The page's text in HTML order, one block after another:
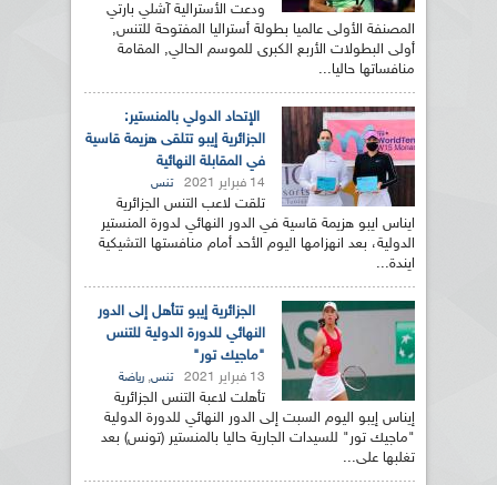
ودعت الأسترالية آشلي بارتي
المصنفة الأولى عالميا بطولة أستراليا المفتوحة للتنس,
أولى البطولات الأربع الكبرى للموسم الحالي, المقامة
منافساتها حاليا...
الإتحاد الدولي بالمنستير:
الجزائرية إيبو تتلقى هزيمة قاسية
في المقابلة النهائية
14 فبراير 2021 تنس
تلقت لاعب التنس الجزائرية
ايناس ايبو هزيمة قاسية في الدور النهائي لدورة المنستير
الدولية، بعد انهزامها اليوم الأحد أمام منافستها التشيكية
ايندة...
الجزائرية إيبو تتأهل إلى الدور
النهائي للدورة الدولية للتنس
"ماجيك تور"
13 فبراير 2021 تنس, رياضة
تأهلت لاعبة التنس الجزائرية
إيناس إيبو اليوم السبت إلى الدور النهائي للدورة الدولية
"ماجيك تور" للسيدات الجارية حاليا بالمنستير (تونس) بعد
تغلبها على...